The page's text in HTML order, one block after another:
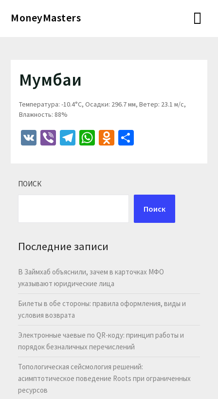
MoneyMasters
Мумбаи
Температура: -10.4°C, Осадки: 296.7 мм, Ветер: 23.1 м/с,
Влажность: 88%
VKViberTelegram
WhatsApp
Odnoklassniki
Отправить
ПОИСК
Поиск
Последние записи
В Займхаб объяснили, зачем в карточках МФО
указывают юридические лица
Билеты в обе стороны: правила оформления, виды и
условия возврата
Электронные чаевые по QR-коду: принцип работы и
порядок безналичных перечислений
Топологическая сейсмология решений:
асимптотическое поведение Roots при ограниченных
ресурсов